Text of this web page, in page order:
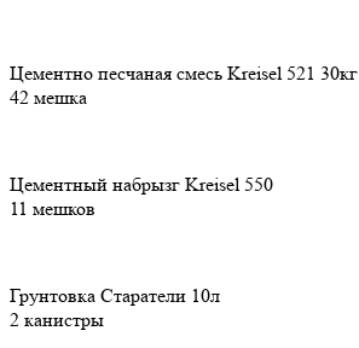
Цементно песчаная смесь Kreisel 521 30кг
42 мешка
Цементный набрызг Kreisel 550
11 мешков
Грунтовка Старатели 10л
2 канистры